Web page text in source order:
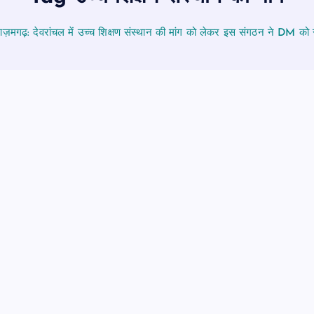
देवरांचल में उच्च शिक्षण संस्थान की मांग को लेकर इस संगठन ने DM को